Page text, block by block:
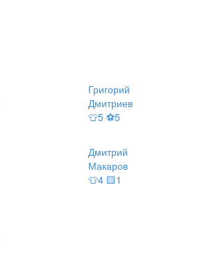
Григорий
Дмитриев
👕5 ⚽5
Дмитрий
Макаров
👕4 🟨1